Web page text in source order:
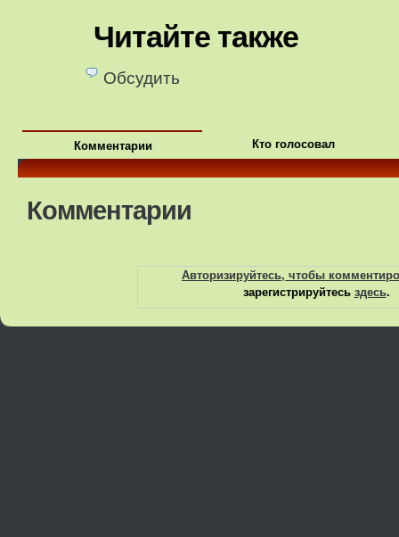
Читайте также
Обсудить
Комментарии Кто голосовал
Комментарии
Авторизируйтесь, чтобы
зарегистрируйтесь здесь.